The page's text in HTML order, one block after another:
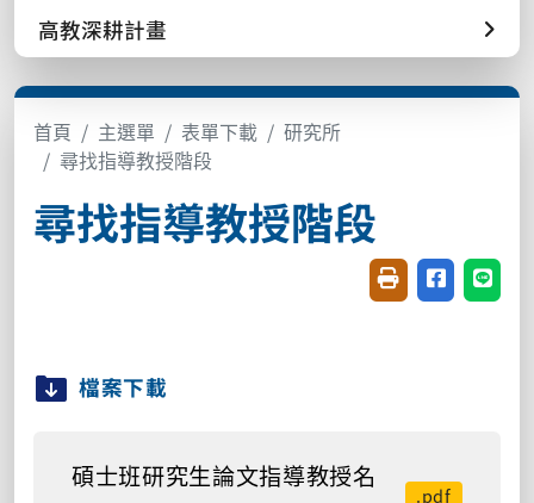
高教深耕計畫
首頁 主選單 表單下載
研究所
尋找指導教授階段
尋找指導教授階段
友善列印(開新視
分享至臉書
分享
檔案下載
碩士班研究生論文指導教授名
.pdf